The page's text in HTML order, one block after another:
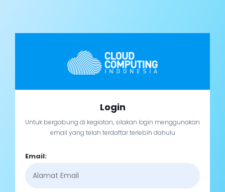
Login
Untuk bergabung di kegiatan, silakan login menggunakan
email yang telah terdaftar terlebih dahulu
Email: